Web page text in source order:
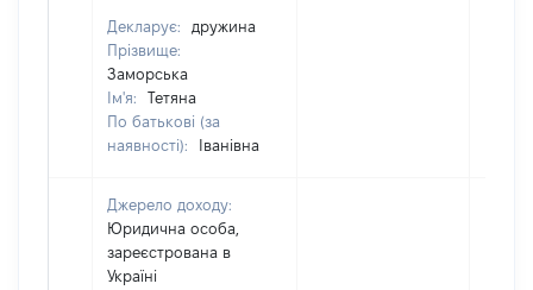
Декларує:
дружина
Прізвище:
Заморська
Ім'я:
Тетяна
По батькові (за
наявності):
Іванівна
Джерело доходу:
Юридична особа,
зареєстрована в
Україні